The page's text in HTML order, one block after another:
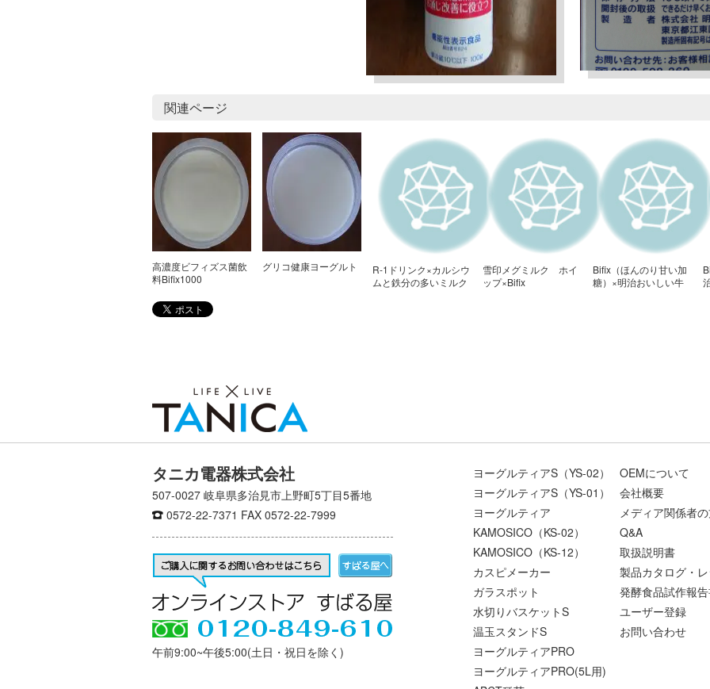
関連ページ
高濃度ビフィズス菌飲
料Bifix1000
グリコ健康ヨーグルト
R-1ドリンク×カルシウ
ムと鉄分の多いミルク
雪印メグミルク ホイ
ップ×Bifix
Bifix（ほんのり甘い加
糖）×明治おいしい牛
タニカ電器株式会社
507-0027 岐阜県多治見市上野町5丁目5番地
0572-22-7371 FAX 0572-22-7999
午前9:00~午後5:00(土日・祝日を除く)
ヨーグルティアS（YS-02）
ヨーグルティアS（YS-01）
ヨーグルティア
KAMOSICO（KS-02）
KAMOSICO（KS-12）
カスピメーカー
ガラスポット
水切りバスケットS
温玉スタンドS
ヨーグルティアPRO
ヨーグルティアPRO(5L用)
OEMについて
会社概要
メディア関係者
Q&A
取扱説明書
製品カタログ・
発酵食品試作報
ユーザー登録
お問い合わせ